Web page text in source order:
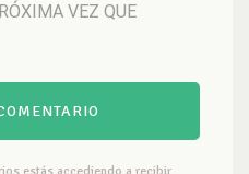
VEZ QUE